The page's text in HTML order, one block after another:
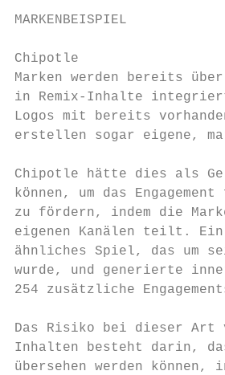
MARKENBEISPIEL
Chipotle
Marken werden bereits
in Remix-Inhalte
Logos mit bereits
erstellen sogar eigene,
Chipotle hätte dies als
können, um das
zu fördern, indem die
eigenen Kanälen teilt.
ähnliches Spiel, das um
wurde, und generierte
254 zusätzliche
Das Risiko bei dieser Art
Inhalten besteht darin,
übersehen werden können,